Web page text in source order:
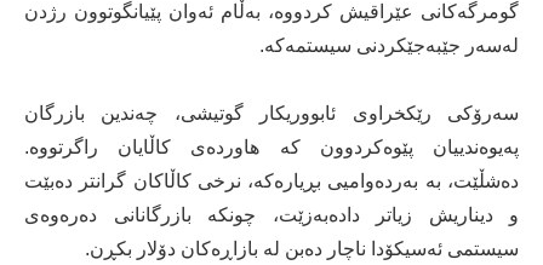
گومرگەکانی عێراقیش کردووە، بەڵام ئەوان پێیانگوتوون رژدن
لەسەر جێبەجێکردنی سیستمەکە.
سەرۆکی رێکخراوی ئابووریکار گوتیشی، چەندین بازرگان
پەیوەندییان پێوەکردوون کە هاوردەی کاڵایان راگرتووە.
دەشڵێت، بە بەردەوامیی بڕیارەکە، نرخی کاڵاکان گرانتر دەبێت
و دیناریش زیاتر دادەبەزێت، چونکە بازرگانانی دەرەوەی
سیستمی ئەسیکۆدا ناچار دەبن لە بازاڕەکان دۆلار بکڕن.